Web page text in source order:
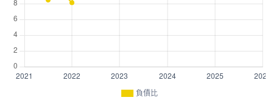
負債比